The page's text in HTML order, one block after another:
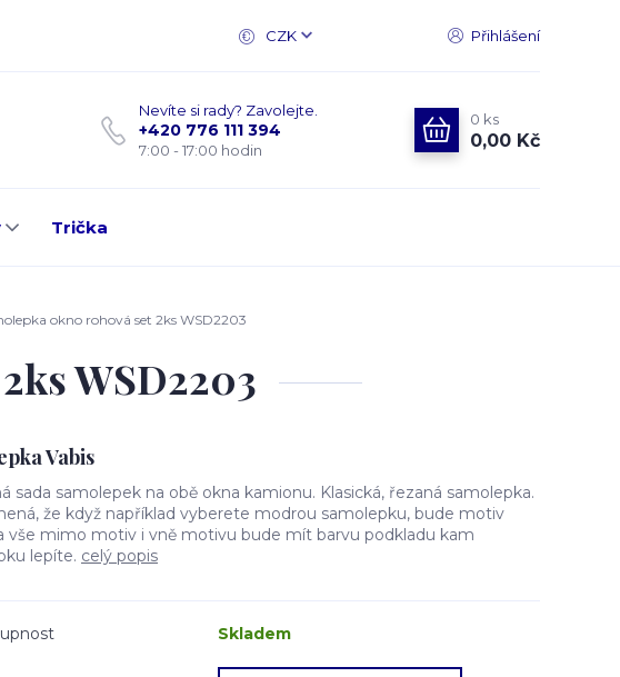
CZK Přihlášení
Nevíte si rady? Zavolejte.
+420 776 111 394
7:00 - 17:00 hodin
0 ks
0,00 Kč
Trička
okno rohová set 2ks WSD2203
WSD2203
Vabis
sada samolepek na obě okna kamionu. Klasická, řezaná samolepka.
že když například vyberete modrou samolepku, bude motiv
vše mimo motiv i vně motivu bude mít barvu podkladu kam
lepíte. celý popis
Skladem